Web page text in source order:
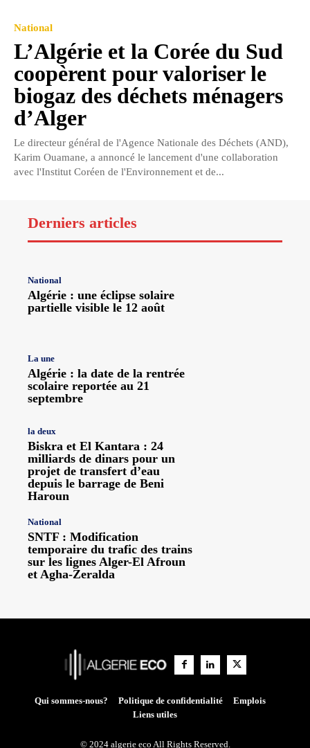
National
L’Algérie et la Corée du Sud
coopèrent pour valoriser le
biogaz des déchets ménagers
d’Alger
Le directeur général de l'Agence Nationale des Déchets (AND),
Karim Ouamane, a annoncé le lancement d'une collaboration
avec l'Institut Coréen de l'Environnement et de...
Derniers articles
National
Algérie : une éclipse solaire
partielle visible le 12 août
La une
Algérie : la date de la rentrée
scolaire reportée au 21
septembre
la deux
Biskra et El Kantara : 24
milliards de dinars pour un
projet de transfert d’eau
depuis le barrage de Beni
Haroun
National
SNTF : Modification
temporaire du trafic des trains
sur les lignes Alger-El Afroun
et Agha-Zeralda
Qui sommes-nous? Politique de confidentialité
Emplois
Liens utiles
© 2024 algerie eco All Rights Reserved.